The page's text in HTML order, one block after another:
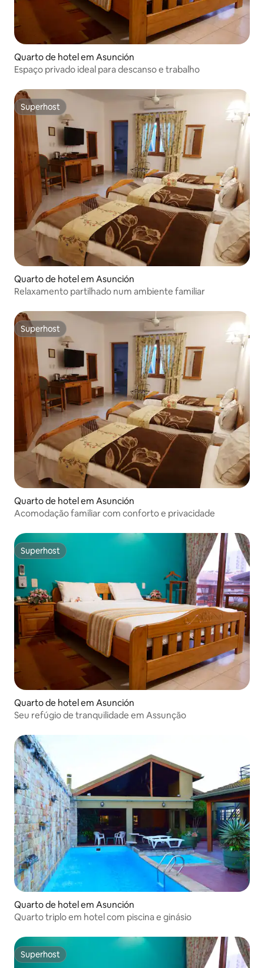
Quarto de hotel em Asunción
Espaço privado ideal para descanso e trabalho
Superhost
Superhost
Quarto de hotel em Asunción
Relaxamento partilhado num ambiente familiar
Superhost
Superhost
Quarto de hotel em Asunción
Acomodação familiar com conforto e privacidade
Superhost
Superhost
Quarto de hotel em Asunción
Seu refúgio de tranquilidade em Assunção
Quarto de hotel em Asunción
Quarto triplo em hotel com piscina e ginásio
Superhost
Superhost